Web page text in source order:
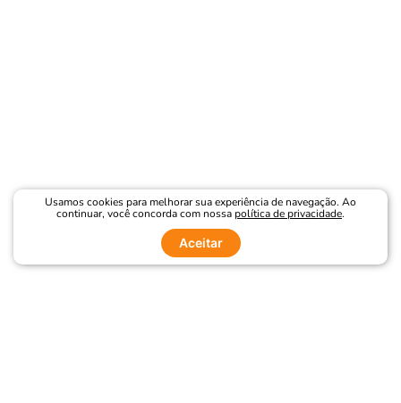
Usamos cookies para melhorar sua experiência de navegação. Ao
continuar, você concorda com nossapolítica de privacidade.
Aceitar